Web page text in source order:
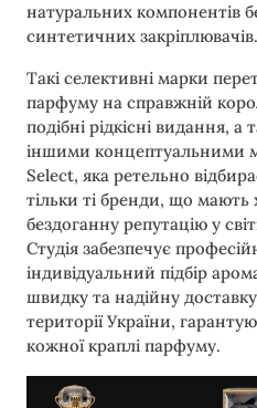
натуральних компонентів
синтетичних закріплювачів.
Такі селективні марки
парфуму на справжній
подібні рідкісні видання,
іншими концептуальними
Select, яка ретельно
тільки ті бренди, що мають
бездоганну репутацію у
Студія забезпечує
індивідуальний підбір
швидку та надійну
території України,
кожної краплі парфуму.